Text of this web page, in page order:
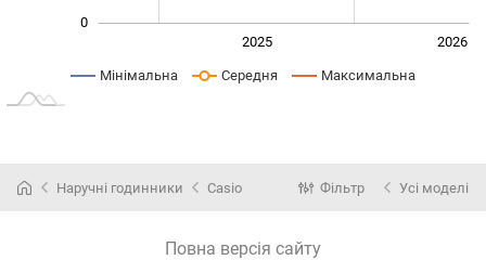
0
2025 2026
Мінімальна Середня Максимальна
Наручні годинники Casio Фільтр Усі моделі
Повна версія сайту